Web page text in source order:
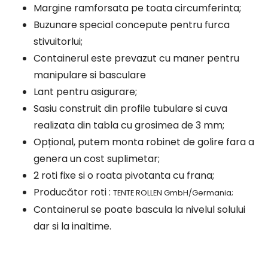
Margine ramforsata pe toata circumferinta;
Buzunare special concepute pentru furca
stivuitorlui;
Containerul este prevazut cu maner pentru
manipulare si basculare
Lant pentru asigurare;
Sasiu construit din profile tubulare si cuva
realizata din tabla cu grosimea de 3 mm;
Opțional, putem monta robinet de golire fara a
genera un cost suplimetar;
2 roti fixe si o roata pivotanta cu frana;
Producător roti : TENTE ROLLEN GmbH/Germania;
Containerul se poate bascula la nivelul solului
dar si la inaltime.